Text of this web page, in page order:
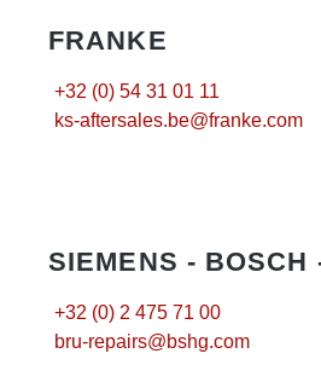
FRANKE
+32 (0) 54 31 01 11
ks-aftersales.be@franke.com
SIEMENS - BOSCH
+32 (0) 2 475 71 00
bru-repairs@bshg.com